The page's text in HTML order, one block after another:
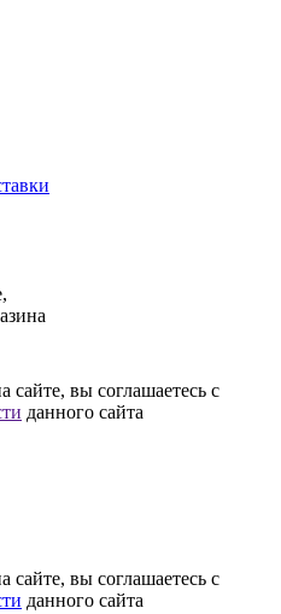
вы соглашаетесь с
данного сайта
вы соглашаетесь с
данного сайта